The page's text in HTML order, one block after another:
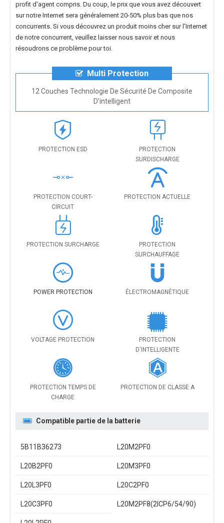
profit d'agent compris. Du coup, le prix que vous avez découvert
sur notre Internet sera généralement 20-50% plus bas que nos
concurrents. Si vous découvrez un produit moins cher sur l'Internet
de notre concurrent, veuillez laisser nous savoir et nous
résoudrons ce problème pour toi.
Multi Protection
12 Couches Technologie De Sécurité De Composite
D'intelligent
PROTECTION ESD
PROTECTION
SURDISCHARGE
PROTECTION COURT-
CIRCUIT
PROTECTION ACTUELLE
PROTECTION SURCHARGE
PROTECTION
SURCHAUFFAGE
POWER PROTECTION ÉLECTROMAGNÉTIQUE
VOLTAGE PROTECTION
PROTECTION
D'INTELLIGENTE
PROTECTION TEMPS DE
CHARGE
PROTECTION DE CLASSE A
Compatible partie de la batterie
5B11B36273 L20M2PF0
L20B2PF0 L20M3PF0
L20L3PF0 L20C2PF0
L20C3PF0 L20M2PF8(2ICP6/54/90)